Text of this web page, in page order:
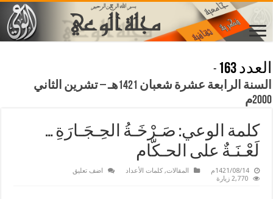
العدد 163
-
السنة الرابعة عشرة شعبان 1421هـ – تشرين الثاني
2000م
كلمة الوعي: صَـرْخَـةُ الحِـجَـارَةِ …
لَعْـنَـةٌ على الحـكّام
1421/08/14م المقالات,كلمات الأعداد
اضف تعليق
2,770 زيارة